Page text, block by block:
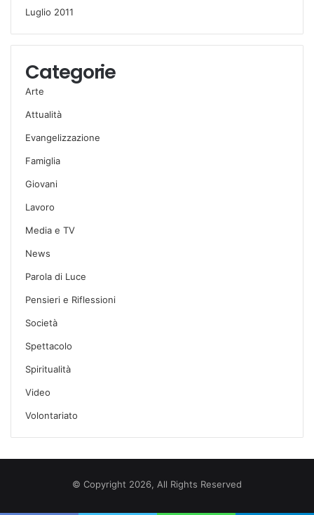
Luglio 2011
Categorie
Arte
Attualità
Evangelizzazione
Famiglia
Giovani
Lavoro
Media e TV
News
Parola di Luce
Pensieri e Riflessioni
Società
Spettacolo
Spiritualità
Video
Volontariato
© Copyright 2026, All Rights Reserved